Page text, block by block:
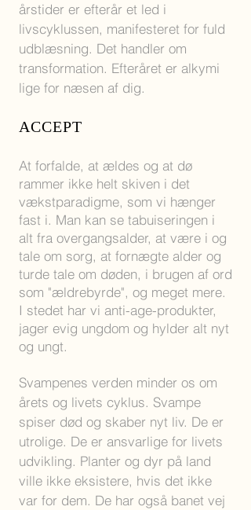
årstider er efterår et led i
livscyklussen, manifesteret for fuld
udblæsning. Det handler om
transformation. Efteråret er alkymi
lige for næsen af dig.
ACCEPT
At forfalde, at ældes og at dø
rammer ikke helt skiven i det
vækstparadigme, som vi hænger
fast i. Man kan se tabuiseringen i
alt fra overgangsalder, at være i og
tale om sorg, at fornægte alder og
turde tale om døden, i brugen af ord
som "ældrebyrde", og meget mere.
I stedet har vi anti-age-produkter,
jager evig ungdom og hylder alt nyt
og ungt.
Svampenes verden minder os om
årets og livets cyklus. Svampe
spiser død og skaber nyt liv. De er
utrolige. De er ansvarlige for livets
udvikling. Planter og dyr på land
ville ikke eksistere, hvis det ikke
var for dem. De har også banet vej